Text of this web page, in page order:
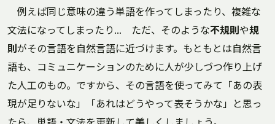
例えば同じ意味の違う単語を作ってしまったり、複雑な
文法になってしまったり… ただ、そのような不規則や規
則がその言語を自然言語に近づけます。もともとは自然言
語も、コミュニケーションのために人が少しづつ作り上げ
た人工のもの。ですから、その言語を使ってみて「あの表
現が足りないな」「あれはどうやって表そうかな」と思っ